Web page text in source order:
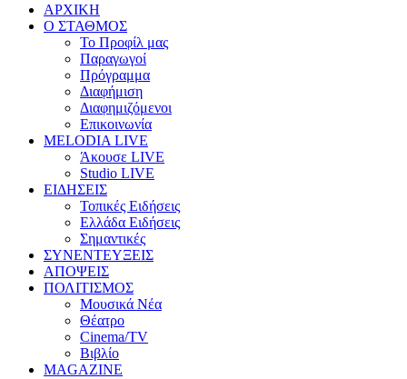
ΑΡΧΙΚΗ
Ο ΣΤΑΘΜΟΣ
Το Προφίλ μας
Παραγωγοί
Πρόγραμμα
Διαφήμιση
Διαφημιζόμενοι
Επικοινωνία
MELODIA LIVE
Άκουσε LIVE
Studio LIVE
ΕΙΔΗΣΕΙΣ
Τοπικές Ειδήσεις
Ελλάδα Ειδήσεις
Σημαντικές
ΣΥΝΕΝΤΕΥΞΕΙΣ
ΑΠΟΨΕΙΣ
ΠΟΛΙΤΙΣΜΟΣ
Μουσικά Νέα
Θέατρο
Cinema/TV
Βιβλίο
MAGAZINE